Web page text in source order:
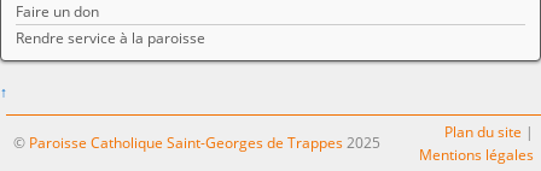
Faire un don
Rendre service à la paroisse
↑
© Paroisse Catholique Saint-Georges de Trappes 2025
Plan du site |
Mentions légales